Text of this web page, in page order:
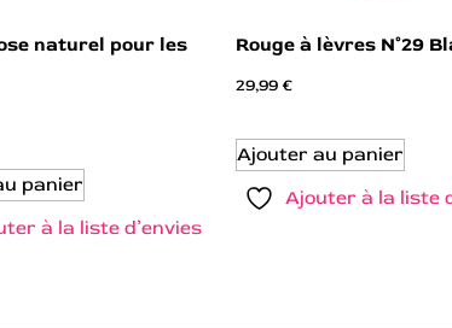
naturel pour les
panier
à la liste d’envies
Rouge à lèvres N°29
29,99€
Ajouter au panier
Ajouter à la liste